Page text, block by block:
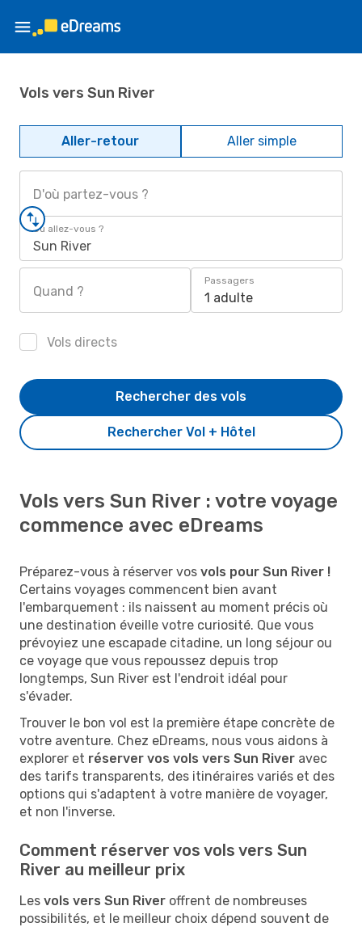
Vols vers Sun River
Aller-retour Aller simple
D'où partez-vous ?
Où allez-vous ?
Sun River
Quand ?
Passagers
1 adulte
Vols directs
Rechercher Vol + Hôtel
Rechercher des vols
Vols vers Sun River : votre voyage
commence avec eDreams
Préparez-vous à réserver vos vols pour Sun River !
Certains voyages commencent bien avant
l'embarquement : ils naissent au moment précis où
une destination éveille votre curiosité. Que vous
prévoyiez une escapade citadine, un long séjour ou
ce voyage que vous repoussez depuis trop
longtemps, Sun River est l'endroit idéal pour
s'évader.
Trouver le bon vol est la première étape concrète de
votre aventure. Chez eDreams, nous vous aidons à
explorer et réserver vos vols vers Sun River avec
des tarifs transparents, des itinéraires variés et des
options qui s'adaptent à votre manière de voyager,
et non l'inverse.
Comment réserver vos vols vers Sun
River au meilleur prix
Les vols vers Sun River offrent de nombreuses
possibilités, et le meilleur choix dépend souvent de